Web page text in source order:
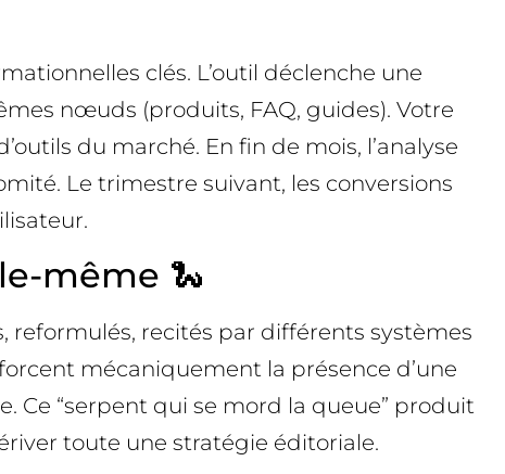
clés. L’outil déclenche une
nœuds (produits, FAQ, guides). Votre
du marché. En fin de mois, l’analyse
Le trimestre suivant, les conversions
même 🐍
reformulés, recités par différents systèmes
mécaniquement la présence d’une
Ce “serpent qui se mord la queue” produit
toute une stratégie éditoriale.